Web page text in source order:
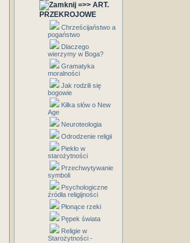
=>> ART.
PRZEKROJOWE
Chrześcijaństwo a
pogaństwo
Dlaczego
wierzymy w Boga?
Gramatyka
moralności
Jak rodzili się
bogowie
Kilka słów o New
Age
Neuroteologia
Odrodzenie religii
Piekło w
starożytności
Przechwytywanie
symboli
Psychologiczne
źródła religijności
Płonące rzeki
Pępek świata
Religie w
Starożytności -